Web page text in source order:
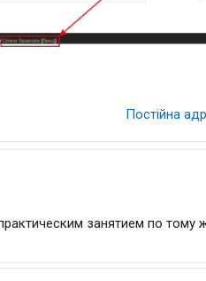
Постійна
занятием по тому